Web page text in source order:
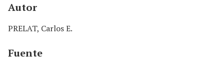
Autor
PRELAT, Carlos E.
Fuente